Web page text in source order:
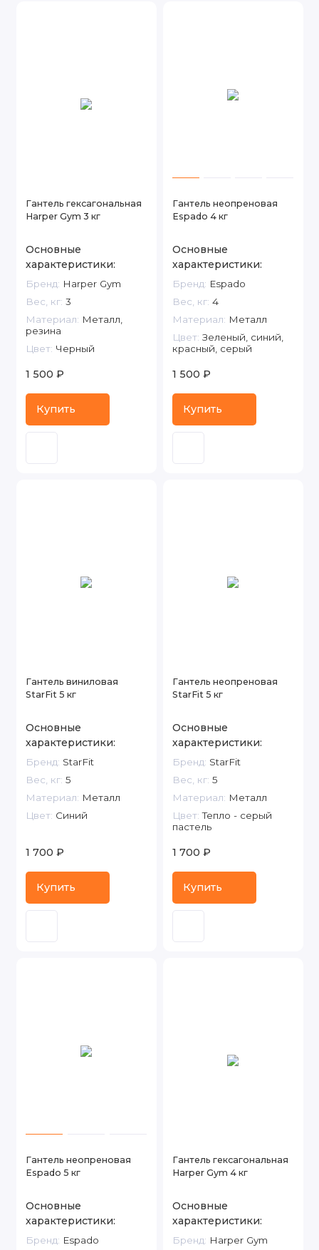
Гантель гексагональная
Harper Gym 3 кг
Основные
характеристики:
Бренд: Harper Gym
Вес, кг: 3
Материал: Металл,
резина
Цвет: Черный
1 500 ₽
Купить
Гантель неопреновая
Espado 4 кг
Основные
характеристики:
Бренд: Espado
Вес, кг: 4
Материал: Металл
Цвет: Зеленый, синий,
красный, серый
1 500 ₽
Купить
Гантель виниловая
StarFit 5 кг
Основные
характеристики:
Бренд: StarFit
Вес, кг: 5
Материал: Металл
Цвет: Синий
1 700 ₽
Купить
Гантель неопреновая
StarFit 5 кг
Основные
характеристики:
Бренд: StarFit
Вес, кг: 5
Материал: Металл
Цвет: Тепло - серый
пастель
1 700 ₽
Купить
Гантель неопреновая
Espado 5 кг
Основные
характеристики:
Бренд: Espado
Гантель гексагональная
Harper Gym 4 кг
Основные
характеристики:
Бренд: Harper Gym